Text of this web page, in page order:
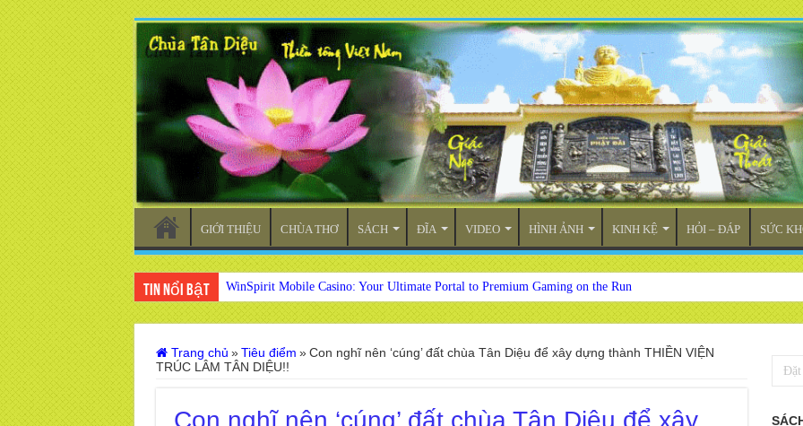
GIỚI THIỆU CHÙA THƠ SÁCH ĐĨA VIDEO HÌNH ẢNH KINH KỆ HỎI – ĐÁP SỨC
Tin nổi bật WinSpirit Mobile Casino: Your Ultimate Portal to Premium Gaming on the Run
Trang chủ » Tiêu điểm » Con nghĩ nên ‘cúng’ đất chùa Tân Diệu để xây dựng thành THIỀN VIỆN
TRÚC LÂM TÂN DIỆU!!
Con nghĩ nên ‘cúng’ đất chùa Tân Diệu để xây